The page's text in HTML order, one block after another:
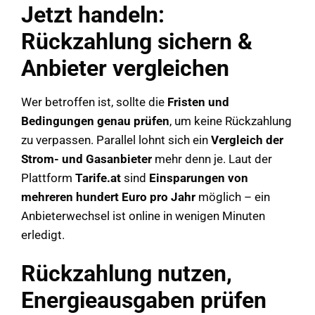
Jetzt handeln:
Rückzahlung sichern &
Anbieter vergleichen
Wer betroffen ist, sollte die Fristen und
Bedingungen genau prüfen, um keine Rückzahlung
zu verpassen. Parallel lohnt sich ein Vergleich der
Strom- und Gasanbieter mehr denn je. Laut der
Plattform Tarife.at sind Einsparungen von
mehreren hundert Euro pro Jahr möglich – ein
Anbieterwechsel ist online in wenigen Minuten
erledigt.
Rückzahlung nutzen,
Energieausgaben prüfen